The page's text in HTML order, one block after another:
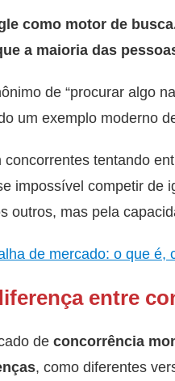
como motor de
a maioria das
de “procurar algo
um exemplo moderno
concorrentes tentando
impossível competir de
outros, mas pela
de mercado: o que é,
entre
de concorrência
, como diferentes